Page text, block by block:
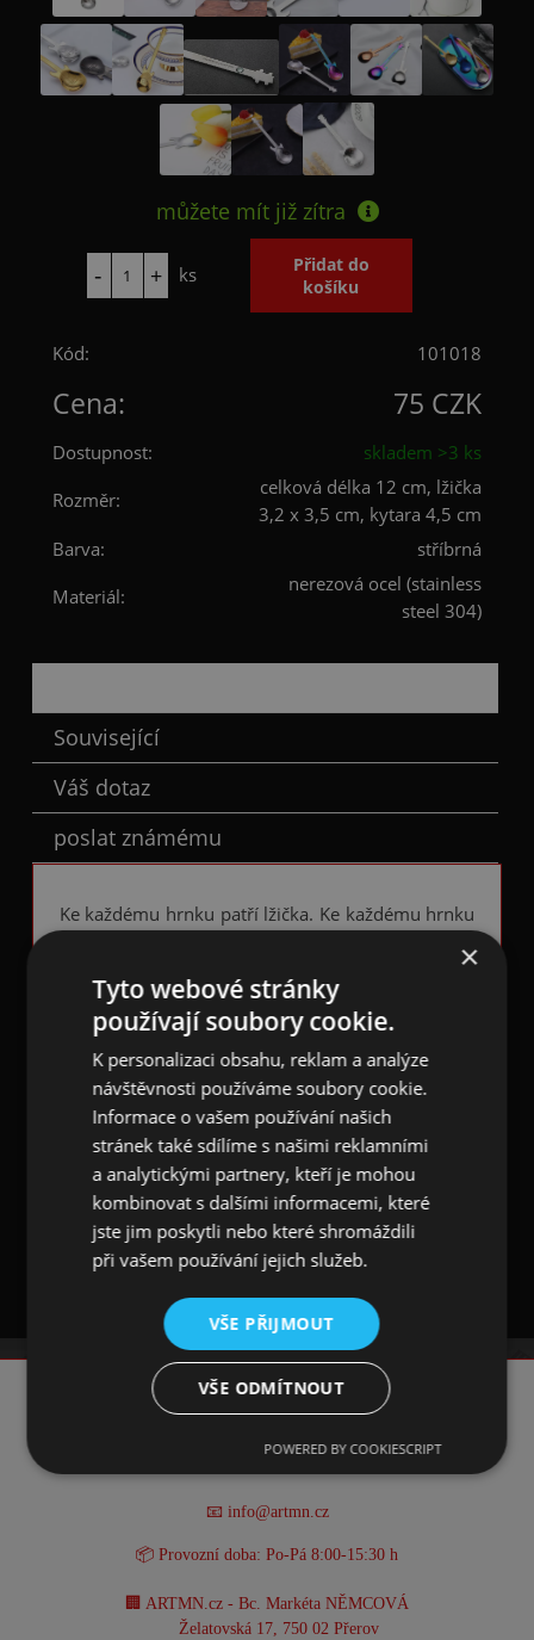
můžete mít již zítra
ks
Kód: 101018
Cena: 75 CZK
Dostupnost:
skladem >3 ks
Rozměr:
celková délka 12 cm, lžička
3,2 x 3,5 cm, kytara 4,5 cm
Barva:
stříbrná
Materiál:
nerezová ocel (stainless
steel 304)
Související
Váš dotaz
poslat známému
Ke každému hrnku patří lžička. Ke každému hrnku
Když si vyhradíte volný čas na relax s kávou nebo
čajem, zdokonalte jej kávovým - čajovým setem,
ke kterému patří i tato stylová lžička.
Je také vhodná pro konzumaci zmrzliny a dezertů.
Lžička je vyrobena z nerezové oceli ve stříbrné
barvě. Má tvar4-strunné akustické basové
kytary. Je dlouhá 12 cm, velikost prohnuté
nabírací části lžičky je 3,2 x 3,5 cm.
KONTAKT
📧 info@artmn.cz
📦 Provozní doba: Po-Pá 8:00-15:30 h
🏢 ARTMN.cz - Bc. Markéta NĚMCOVÁ
Želatovská 17, 750 02 Přerov
×
Tyto webové stránky
používají soubory cookie.
K personalizaci obsahu, reklam a analýze
návštěvnosti používáme soubory cookie.
Informace o vašem používání našich
stránek také sdílíme s našimi reklamními
a analytickými partnery, kteří je mohou
kombinovat s dalšími informacemi, které
jste jim poskytli nebo které shromáždili
při vašem používání jejich služeb.
VŠE PŘIJMOUT
VŠE ODMÍTNOUT
POWERED BY COOKIESCRIPT